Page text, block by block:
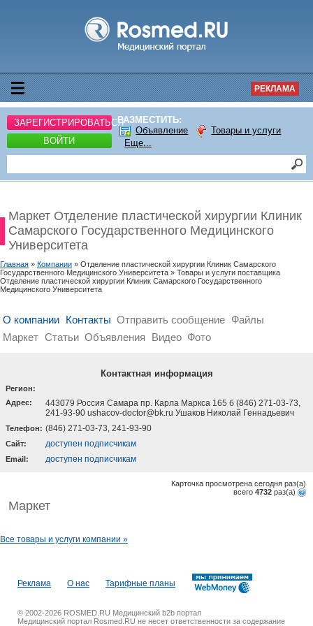
РЕКЛАМА
ЗАРЕГИСТРИРОВАТЬСЯ
ВОЙТИ
РАЗМЕСТИТЬ:
Объявление
Товары и услуги
Еще...
Маркет Отделение пластической хирургии Клиник
Самарского Государственного Медицинского
Университета
Главная » Компании » Отделение пластической хирургии Клиник Самарского
Государственного Медицинского Университета » Товары и услуги поставщика
Отделение пластической хирургии Клиник Самарского Государственного
Медицинского Университета
О компании Контакты Отправить сообщение Файлы
Маркет Статьи Объявления Видео Фото
Контактная информация
Регион:
Адрес:
443079 Россия Самара пр. Карла Маркса 165 б (846) 271-03-73,
241-93-90 ushacov-doctor@bk.ru Ушаков Николай Геннадьевич
Телефон: (846) 271-03-73, 241-93-90
Cайт: доступен подписчикам
Email: доступен подписчикам
Карточка просмотрена сегодня раз(a)
всего 4732 раз(a)
Маркет
Все товары и услуги компании »
Реклама О нас Тарифные планы
© 2002-2026 ROSMED.RU Медицинский b2b портал
Медицинский портал Rosmed.RU не несет ответственности за содержание